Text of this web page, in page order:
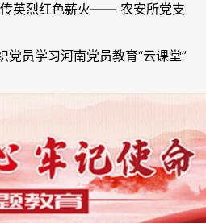
英烈红色薪火—— 农安所党支
党员学习河南党员教育“云课堂”